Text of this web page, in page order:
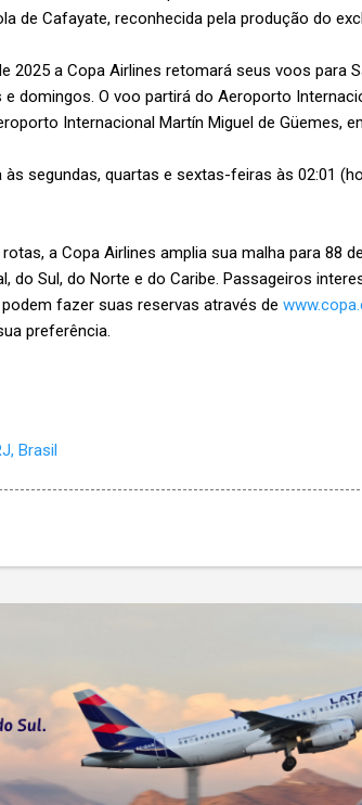
de Cafayate, reconhecida pela produção do
2025 a Copa Airlines retomará seus voos para
domingos. O voo partirá do Aeroporto
Internacional Martín Miguel de Güemes,
segundas, quartas e sextas-feiras às 02:01
a Copa Airlines amplia sua malha para 88
do Sul, do Norte e do Caribe. Passageiros
fazer suas reservas através de
preferência.
Brasil